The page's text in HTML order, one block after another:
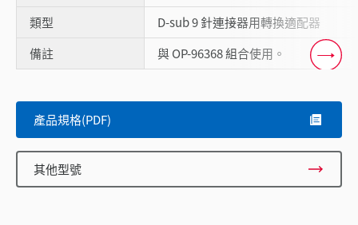
類型
D-sub 9 針連接器用轉換適配器
備註
與 OP-96368 組合使用。
產品規格(PDF)
其他型號